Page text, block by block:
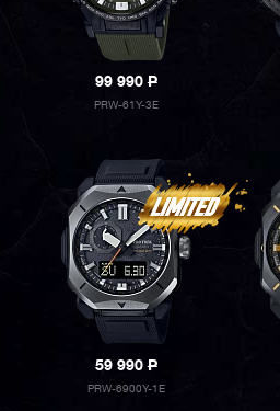
99 990P
PRW-61Y-3E
59 990P
PRW-6900Y-1E